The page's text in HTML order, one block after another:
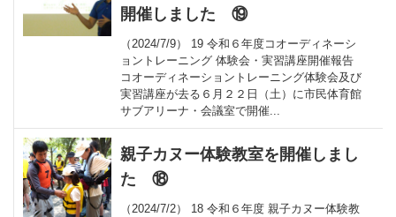
開催しました ⑲
（2024/7/9） 19 令和６年度コオーディネーシ
ョントレーニング 体験会・実習講座開催報告
コオーディネーショントレーニング体験会及び
実習講座が去る６月２２日（土）に市民体育館
サブアリーナ・会議室で開催...
親子カヌー体験教室を開催しまし
た ⑱
（2024/7/2） 18 令和６年度 親子カヌー体験教